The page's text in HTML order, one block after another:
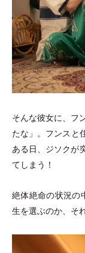
そんな彼女に、フ
たな 」 。フンスと
ある日、ジソクが
てしまう！
絶体絶命の状況の
生を選ぶのか、そ